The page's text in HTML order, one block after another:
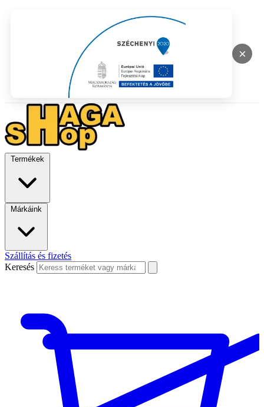
×
Termékek
Márkáink
Szállítás és fizetés
Keresés